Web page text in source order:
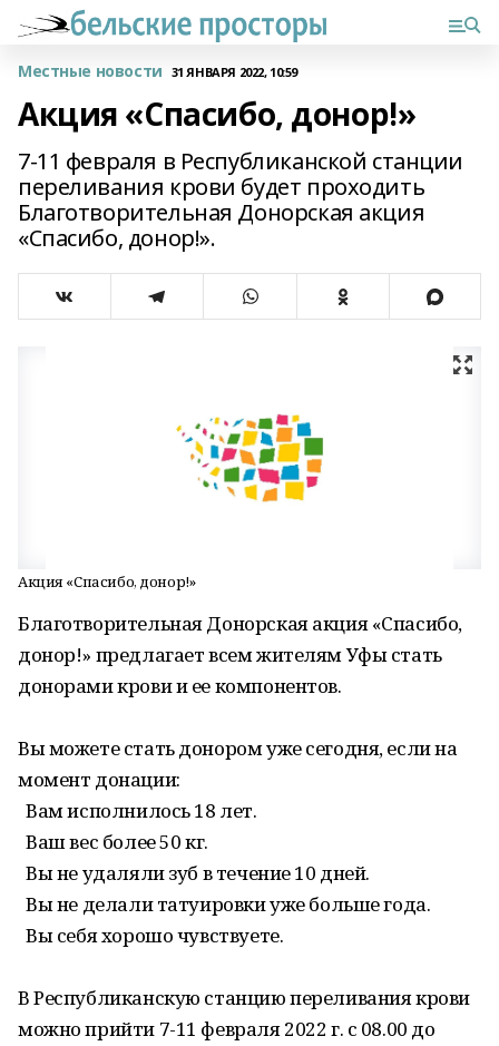
Местные новости 31 ЯНВАРЯ 2022, 10:59
Акция «Спасибо, донор!»
7-11 февраля в Республиканской станции
переливания крови будет проходить
Благотворительная Донорская акция
«Спасибо, донор!».
Акция «Спасибо, донор!»
Благотворительная Донорская акция «Спасибо,
донор!» предлагает всем жителям Уфы стать
донорами крови и ее компонентов.
Вы можете стать донором уже сегодня, если на
момент донации:
Вам исполнилось 18 лет.
Ваш вес более 50 кг.
Вы не удаляли зуб в течение 10 дней.
Вы не делали татуировки уже больше года.
Вы себя хорошо чувствуете.
В Республиканскую станцию переливания крови
можно прийти 7-11 февраля 2022 г. с 08.00 до